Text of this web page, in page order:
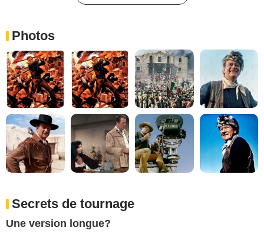
Photos
Secrets de tournage
Une version longue?